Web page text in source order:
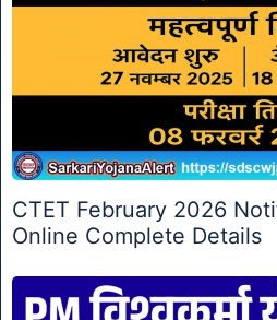
CTET February 2026
Online Complete Details